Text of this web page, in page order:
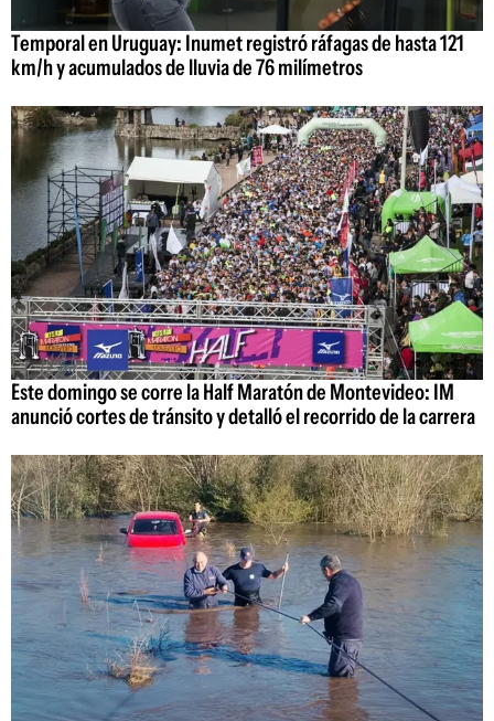
Temporal en Uruguay: Inumet registró ráfagas de hasta 121
km/h y acumulados de lluvia de 76 milímetros
Este domingo se corre la Half Maratón de Montevideo: IM
anunció cortes de tránsito y detalló el recorrido de la carrera